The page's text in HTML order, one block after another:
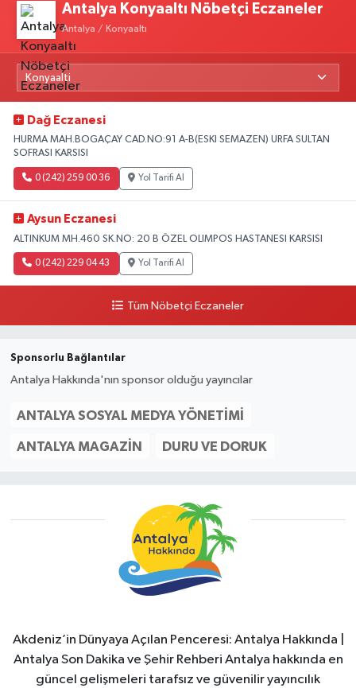
Antalya Konyaaltı Nöbetçi Eczaneler
Antalya / Konyaaltı
Dağ Eczanesi
HURMA MAH.BOGAÇAY CAD.NO:91 A-B(ESKI SEMAZEN) URFA SULTAN
SOFRASI KARSISI
0 (242) 259 00 36 Yol Tarifi Al
Aysun Eczanesi
ALTINKUM MH.460 SK.NO: 20 B ÖZEL OLIMPOS HASTANESI KARSISI
0 (242) 229 04 43 Yol Tarifi Al
Tüm Nöbetçi Eczaneler
Sponsorlu Bağlantılar
Antalya Hakkında'nın sponsor olduğu yayıncılar
ANTALYA SOSYAL MEDYA YÖNETIMI
ANTALYA MAGAZIN DURU VE DORUK
Akdeniz’in Dünyaya Açılan Penceresi: Antalya Hakkında |
Antalya Son Dakika ve Şehir Rehberi Antalya hakkında en
güncel gelişmeleri tarafsız ve güvenilir yayıncılık